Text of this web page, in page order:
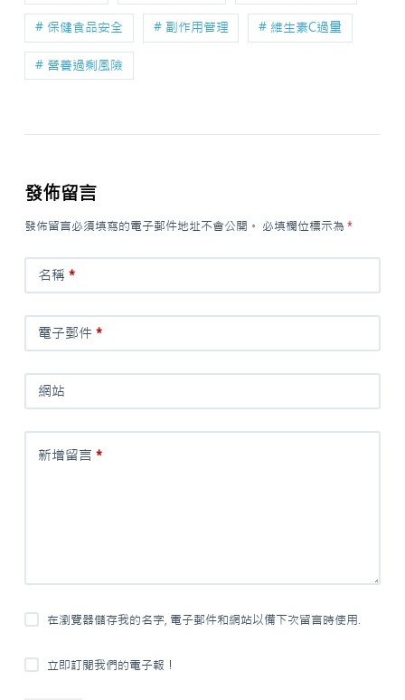
# 保健食品安全 # 副作用管理 # 維生素C過量
# 營養過剩風險
發佈留言
發佈留言必須填寫的電子郵件地址不會公開。 必填欄位標示為 *
名稱 *
電子郵件*
網站
新增留言 *
在瀏覽器儲存我的名字, 電子郵件和網站以備下次留言時使用.
立即訂閱我們的電子報！